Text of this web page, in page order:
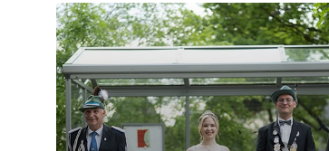
Mehr
erfahren